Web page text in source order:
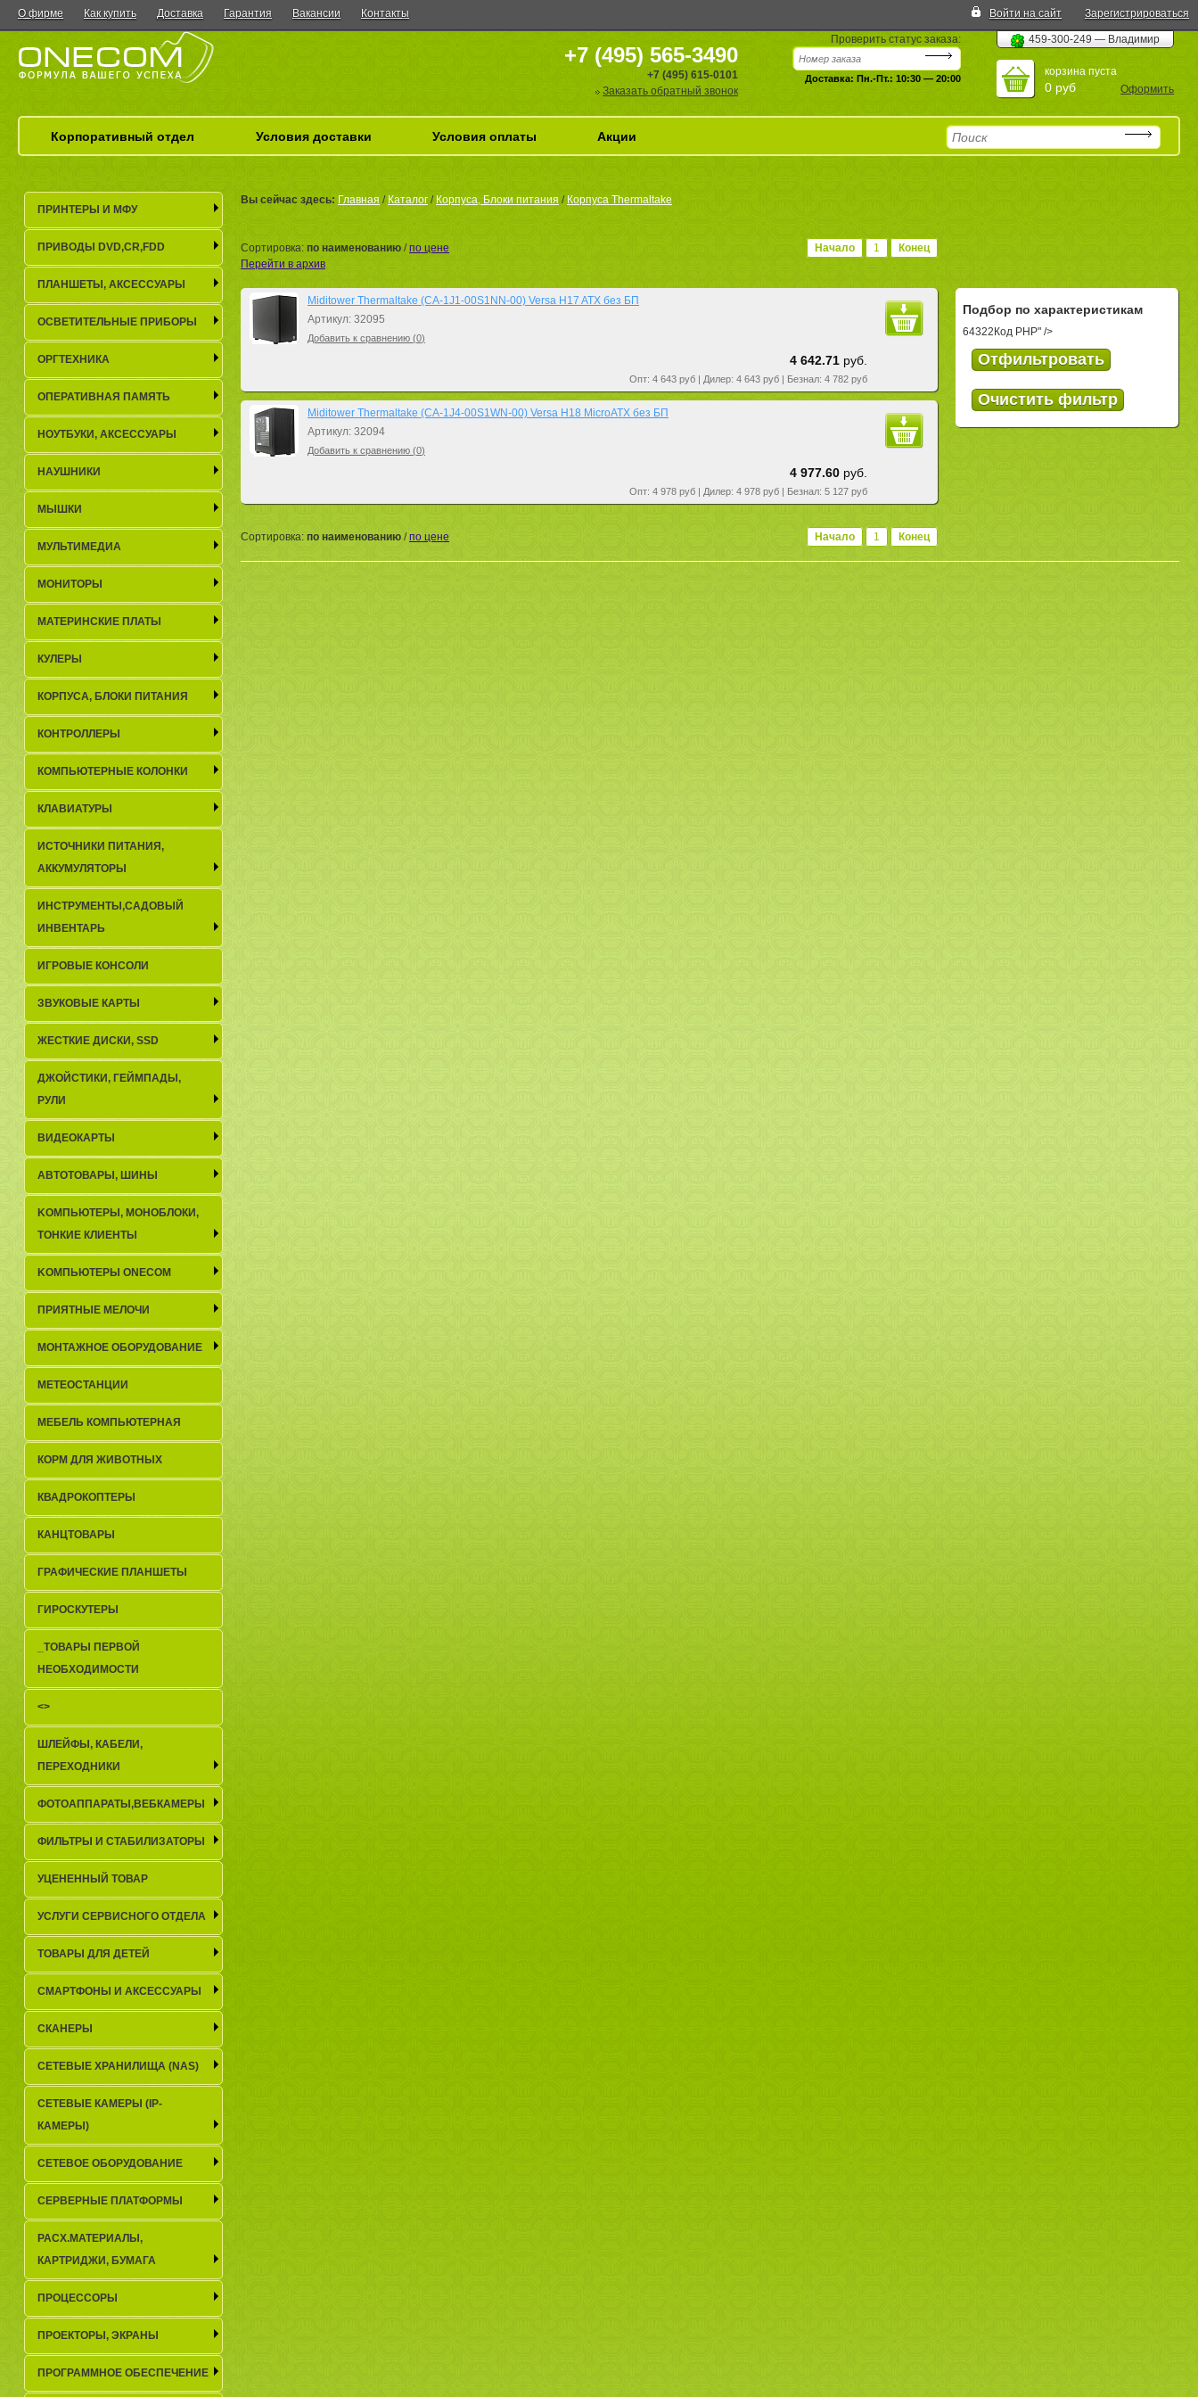
О фирме Как купить Доставка Гарантия Вакансии Контакты Войти на сайт Зарегистрироваться
+7 (495) 565-3490
+7 (495) 615-0101
Заказать обратный звонок
Проверить статус заказа:
Доставка: Пн.-Пт.: 10:30 — 20:00
459-300-249 — Владимир
корзина пуста
0 руб Оформить
Корпоративный отдел Условия доставки Условия оплаты Акции
Вы сейчас здесь: Главная / Каталог / Корпуса, Блоки питания / Корпуса Thermaltake
Начало 1 Конец
Сортировка: по наименованию /по цене
Перейти в архив
Miditower Thermaltake (CA-1J1-00S1NN-00) Versa H17 ATX без БП
Артикул: 32095
Добавить к сравнению (0)
4 642.71 руб.
Опт: 4 643 руб | Дилер: 4 643 руб | Безнал: 4 782 руб
Miditower Thermaltake (CA-1J4-00S1WN-00) Versa H18 MicroATX без БП
Артикул: 32094
Добавить к сравнению (0)
4 977.60 руб.
Опт: 4 978 руб | Дилер: 4 978 руб | Безнал: 5 127 руб
Начало 1 Конец
Сортировка: по наименованию /по цене
Подбор по характеристикам
64322 Код PHP" />
ПРИНТЕРЫ И МФУ
ПРИВОДЫ DVD,CR,FDD
ПЛАНШЕТЫ, АКСЕСCУАРЫ
ОСВЕТИТЕЛЬНЫЕ ПРИБОРЫ
ОРГТЕХНИКА
ОПЕРАТИВНАЯ ПАМЯТЬ
НОУТБУКИ, АКСЕСCУАРЫ
НАУШНИКИ
МЫШКИ
МУЛЬТИМЕДИА
МОНИТОРЫ
МАТЕРИНСКИЕ ПЛАТЫ
КУЛЕРЫ
КОРПУСА, БЛОКИ ПИТАНИЯ
КОНТРОЛЛЕРЫ
КОМПЬЮТЕРНЫЕ КОЛОНКИ
КЛАВИАТУРЫ
ИСТОЧНИКИ ПИТАНИЯ,
АККУМУЛЯТОРЫ
ИНСТРУМЕНТЫ,САДОВЫЙ
ИНВЕНТАРЬ
ИГРОВЫЕ КОНСОЛИ
ЗВУКОВЫЕ КАРТЫ
ЖЕСТКИЕ ДИСКИ, SSD
ДЖОЙСТИКИ, ГЕЙМПАДЫ,
РУЛИ
ВИДЕОКАРТЫ
АВТОТОВАРЫ, ШИНЫ
KОМПЬЮТЕРЫ, МОНОБЛОКИ,
ТОНКИЕ КЛИЕНТЫ
KОМПЬЮТЕРЫ ONECOM
ПРИЯТНЫЕ МЕЛОЧИ
МОНТАЖНОЕ ОБОРУДОВАНИЕ
МЕТЕОСТАНЦИИ
МЕБЕЛЬ КОМПЬЮТЕРНАЯ
КОРМ ДЛЯ ЖИВОТНЫХ
КВАДРОКОПТЕРЫ
КАНЦТОВАРЫ
ГРАФИЧЕСКИЕ ПЛАНШЕТЫ
ГИРОСКУТЕРЫ
_TОВАРЫ ПЕРВОЙ
НЕОБХОДИМОСТИ
<>
ШЛЕЙФЫ, КАБЕЛИ,
ПЕРЕХОДНИКИ
ФОТОАППАРАТЫ,ВЕБКАМЕРЫ
ФИЛЬТРЫ И СТАБИЛИЗАТОРЫ
УЦЕНЕННЫЙ ТОВАР
УСЛУГИ СЕРВИСНОГО ОТДЕЛА
ТОВАРЫ ДЛЯ ДЕТЕЙ
СМАРТФОНЫ И АКСЕССУАРЫ
СКАНЕРЫ
СЕТЕВЫЕ ХРАНИЛИЩА (NAS)
СЕТЕВЫЕ КАМЕРЫ (IP-
КАМЕРЫ)
СЕТЕВОЕ ОБОРУДОВАНИЕ
СЕРВЕРНЫЕ ПЛАТФОРМЫ
РАСХ.МАТЕРИАЛЫ,
КАРТРИДЖИ, БУМАГА
ПРОЦЕССОРЫ
ПРОЕКТОРЫ, ЭКРАНЫ
ПРОГРАММНОЕ ОБЕСПЕЧЕНИЕ